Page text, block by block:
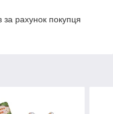
рахунок покупця